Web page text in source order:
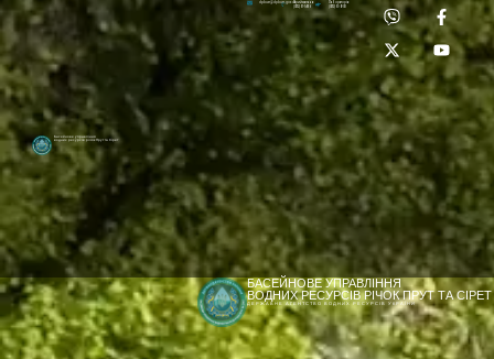
[newyear_garland]
Басейнове управління
водних ресурсів річок Прут та Сірет
Лабораторія:
(0372) 53-92-00
dpbuvr@dpbuvr.gov.uaПриймальня:
(0372) 51-14-56
БАСЕЙНОВЕ УПРАВЛІННЯ
ВОДНИХ РЕСУРСІВ РІЧОК ПРУТ ТА СІРЕТ
ДЕРЖАВНЕ АГЕНТСТВО ВОДНИХ РЕСУРСІВ УКРАЇНИ